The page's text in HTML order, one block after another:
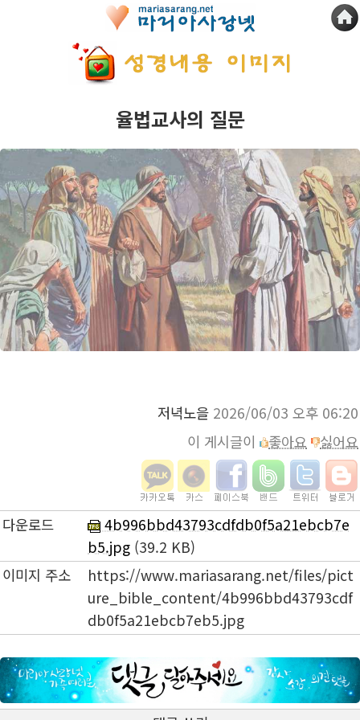
율법교사의 질문
저녁노을 2026/06/03 오후 06:20
이 게시글이
좋아요 싫어요
다운로드
4b996bbd43793cdfdb0f5a21ebcb7e
b5.jpg (39.2 KB)
이미지 주소
https://www.mariasarang.net/files/pict
ure_bible_content/4b996bbd43793cdf
db0f5a21ebcb7eb5.jpg